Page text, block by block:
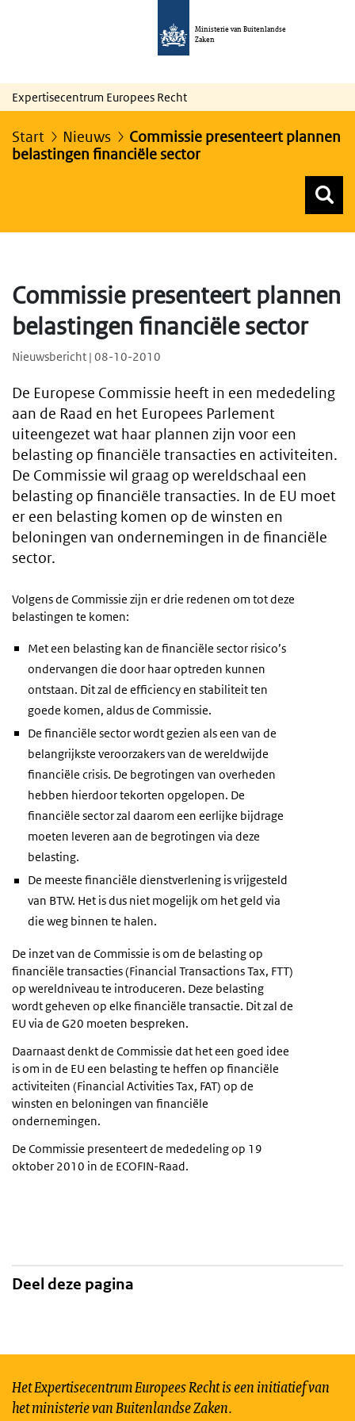
Ministerie van Buitenlandse
Zaken
Expertisecentrum Europees Recht
Start Nieuws
Commissie presenteert plannen
belastingen financiële sector
Commissie presenteert plannen
belastingen financiële sector
Nieuwsbericht | 08-10-2010
De Europese Commissie heeft in een mededeling
aan de Raad en het Europees Parlement
uiteengezet wat haar plannen zijn voor een
belasting op financiële transacties en activiteiten.
De Commissie wil graag op wereldschaal een
belasting op financiële transacties. In de EU moet
er een belasting komen op de winsten en
beloningen van ondernemingen in de financiële
sector.
Volgens de Commissie zijn er drie redenen om tot deze
belastingen te komen:
Met een belasting kan de financiële sector risico’s
ondervangen die door haar optreden kunnen
ontstaan. Dit zal de efficiency en stabiliteit ten
goede komen, aldus de Commissie.
De financiële sector wordt gezien als een van de
belangrijkste veroorzakers van de wereldwijde
financiële crisis. De begrotingen van overheden
hebben hierdoor tekorten opgelopen. De
financiële sector zal daarom een eerlijke bijdrage
moeten leveren aan de begrotingen via deze
belasting.
De meeste financiële dienstverlening is vrijgesteld
van BTW. Het is dus niet mogelijk om het geld via
die weg binnen te halen.
De inzet van de Commissie is om de belasting op
financiële transacties (Financial Transactions Tax, FTT)
op wereldniveau te introduceren. Deze belasting
wordt geheven op elke financiële transactie. Dit zal de
EU via de G20 moeten bespreken.
Daarnaast denkt de Commissie dat het een goed idee
is om in de EU een belasting te heffen op financiële
activiteiten (Financial Activities Tax, FAT) op de
winsten en beloningen van financiële
ondernemingen.
De Commissie presenteert de mededeling op 19
oktober 2010 in de ECOFIN-Raad.
Deel deze pagina
Het Expertisecentrum Europees Recht is een initiatief van
het ministerie van Buitenlandse Zaken.